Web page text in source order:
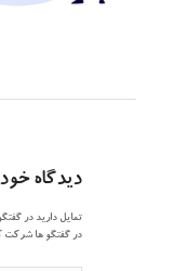
دیدگاه
تمایل دارید در
در گفتگو ها شرکت